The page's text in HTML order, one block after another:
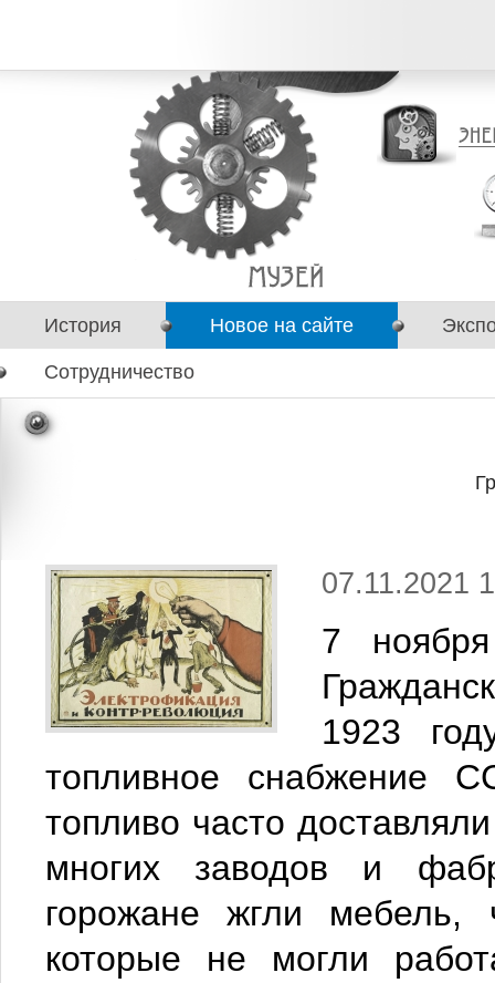
История Новое на сайте
Сотрудничество
07.11.2021
7
1923
топливное снабжение
топливо часто
многих заводов и
горожане жгли мебель,
которые не могли